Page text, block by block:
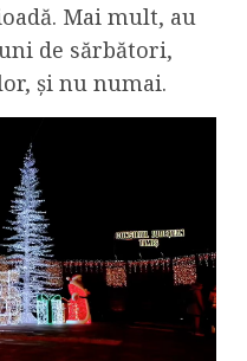
Mai mult, au
de sărbători,
și nu numai.